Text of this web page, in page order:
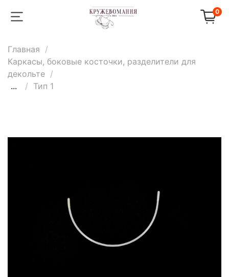
0
Главная
Каркасы, боковые косточки, разделители для
декольте
...
Тип 1